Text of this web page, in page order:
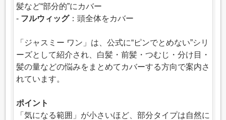
髪など“部分的”にカバー
- フルウィッグ：頭全体をカバー
「ジャスミー ワン」は、公式に“ピンでとめない”シリ
ーズとして紹介され、白髪・前髪・つむじ・分け目・
髪の量などの悩みをまとめてカバーする方向で案内さ
れています。
ポイント
「気になる範囲」が小さいほど、部分タイプは自然に